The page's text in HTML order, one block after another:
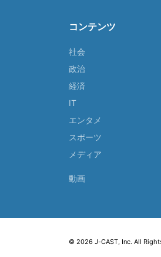
コンテンツ
社会
政治
経済
IT
エンタメ
スポーツ
メディア
動画
© 2026 J-CAST, Inc. All